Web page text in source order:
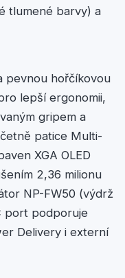
tlumené barvy) a
pevnou hořčíkovou
lepší ergonomii,
gripem a
patice Multi-
XGA OLED
2,36 milionu
NP-FW50 (výdrž
port podporuje
Delivery i externí